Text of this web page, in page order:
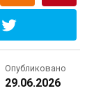
Опубликовано
29.06.2026